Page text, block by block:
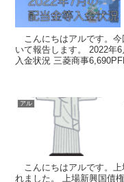
こんにちはアルです。今
いて報告します。 2022年
入金状況 三菱商事
アル
こんにちはアルです。上
れました。 上場新興国債